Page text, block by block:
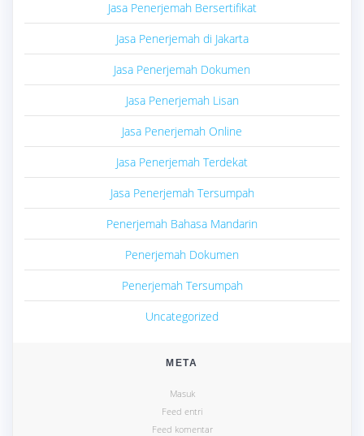
Jasa Penerjemah Bersertifikat
Jasa Penerjemah di Jakarta
Jasa Penerjemah Dokumen
Jasa Penerjemah Lisan
Jasa Penerjemah Online
Jasa Penerjemah Terdekat
Jasa Penerjemah Tersumpah
Penerjemah Bahasa Mandarin
Penerjemah Dokumen
Penerjemah Tersumpah
Uncategorized
META
Masuk
Feed entri
Feed komentar